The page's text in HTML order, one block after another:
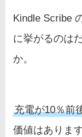
Kindle Scribe
に挙がるのは
か。
充電が10％前
価値はありま